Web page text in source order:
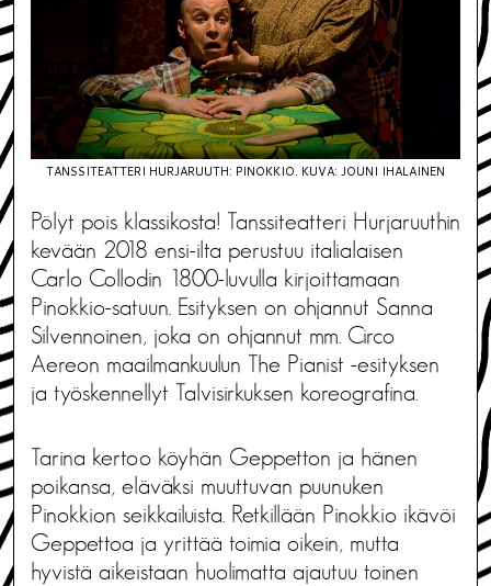
TANSSITEATTERI HURJARUUTH: PINOKKIO. KUVA: JOUNI IHALAINEN
Pölyt pois klassikosta! Tanssiteatteri Hurjaruuthin
kevään 2018 ensi-ilta perustuu italialaisen
Carlo Collodin 1800-luvulla kirjoittamaan
Pinokkio-satuun. Esityksen on ohjannut Sanna
Silvennoinen, joka on ohjannut mm. Circo
Aereon maailmankuulun The Pianist -esityksen
ja työskennellyt Talvisirkuksen koreografina.
Tarina kertoo köyhän Geppetton ja hänen
poikansa, eläväksi muuttuvan puunuken
Pinokkion seikkailuista. Retkillään Pinokkio ikävöi
Geppettoa ja yrittää toimia oikein, mutta
hyvistä aikeistaan huolimatta ajautuu toinen